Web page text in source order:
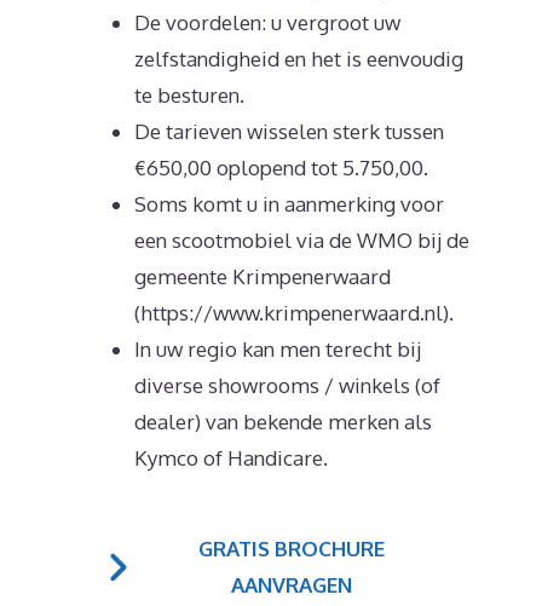
De voordelen: u vergroot uw
zelfstandigheid en het is eenvoudig
te besturen.
De tarieven wisselen sterk tussen
€650,00 oplopend tot 5.750,00.
Soms komt u in aanmerking voor
een scootmobiel via de WMO bij de
gemeente Krimpenerwaard
(https://www.krimpenerwaard.nl).
In uw regio kan men terecht bij
diverse showrooms / winkels (of
dealer) van bekende merken als
Kymco of Handicare.
GRATIS BROCHURE
AANVRAGEN